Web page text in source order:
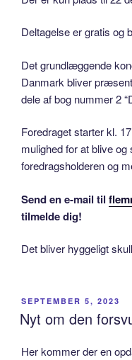
Deltagelse er gratis og
Det grundlæggende
Danmark bliver
dele af bog nummer 2
Foredraget starter kl.
mulighed for at blive
foredragsholderen og
Send en e-mail til
tilmelde dig!
Det bliver hyggeligt
POSTED
ON
SEPTEMBER 5, 2023
Nyt om den
Her kommer der en